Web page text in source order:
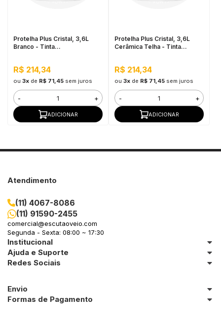
Protelha Plus Cristal, 3,6L
Branco - Tinta
R$ 214,34
ou 3xde R$ 71,45 sem juros
- +
ADICIONAR
Protelha Plus Cristal, 3,6L
Cerâmica Telha - Tinta
R$ 214,34
ou 3xde R$ 71,45 sem juros
- +
ADICIONAR
Atendimento
(11) 4067-8086
(11) 91590-2455
comercial@escutaoveio.com
Segunda - Sexta: 08:00 ~ 17:30
Institucional
Ajuda e Suporte
Redes Sociais
Envio
Formas de Pagamento